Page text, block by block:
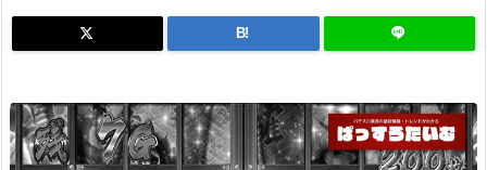
B!